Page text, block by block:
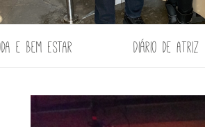
e Bem Estar Diário de Atriz